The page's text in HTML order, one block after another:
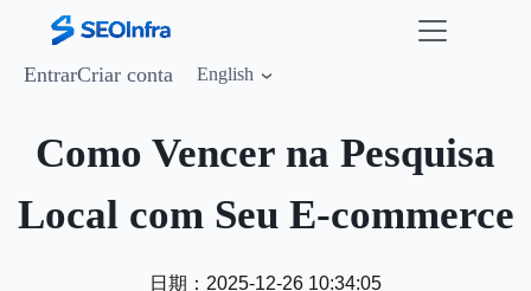
EntrarCriar conta English
Como Vencer na Pesquisa
Local com Seu E-commerce
日期： 2025-12-26 10:34:05